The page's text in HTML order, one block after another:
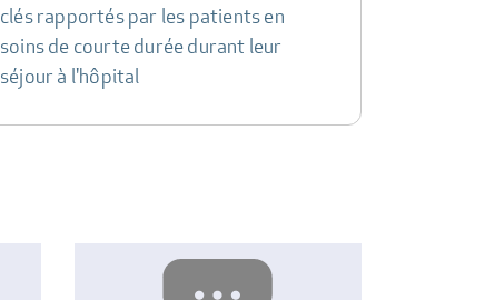
clés rapportés par les patients en
soins de courte durée durant leur
séjour à l'hôpital